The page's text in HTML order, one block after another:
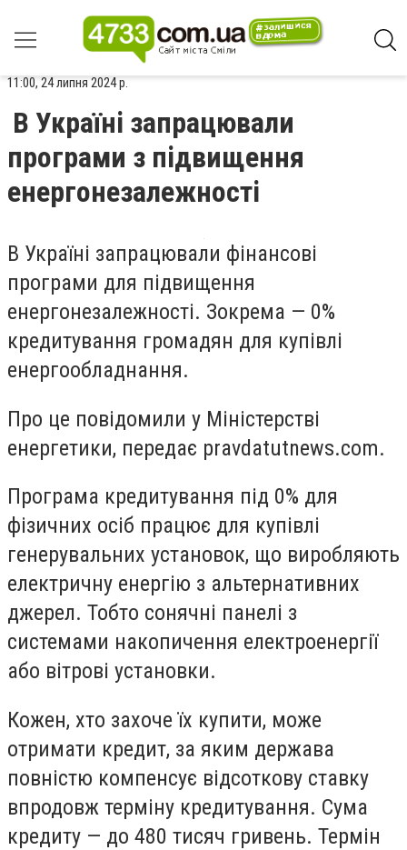
11:00, 24 липня 2024 р.
В Україні запрацювали
програми з підвищення
енергонезалежності
В Україні запрацювали фінансові
програми для підвищення
енергонезалежності. Зокрема — 0%
кредитування громадян для купівлі
енергообладнання.
Про це повідомили у Міністерстві
енергетики, передає pravdatutnews.com.
Програма кредитування під 0% для
фізичних осіб працює для купівлі
генерувальних установок, що виробляють
електричну енергію з альтернативних
джерел. Тобто сонячні панелі з
системами накопичення електроенергії
або вітрові установки.
Кожен, хто захоче їх купити, може
отримати кредит, за яким держава
повністю компенсує відсоткову ставку
впродовж терміну кредитування. Сума
кредиту — до 480 тисяч гривень. Термін